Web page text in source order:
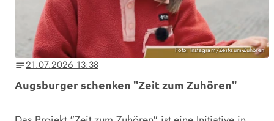
Foto: Instagram/Zeit-zum-Zuhören
notes21.07.2026 13:38
Augsburger schenken "Zeit zum Zuhören"